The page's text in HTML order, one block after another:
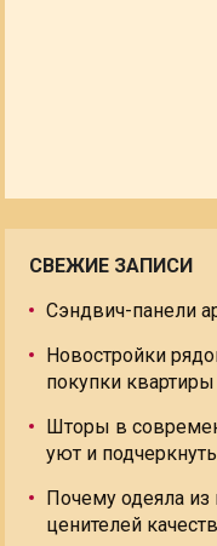
СВЕЖИЕ ЗАПИСИ
Сэндвич-панели
Новостройки
покупки
Шторы в
уют и
Почему одеяла
ценителей